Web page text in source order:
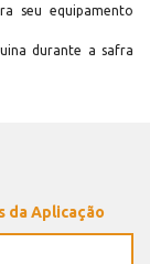
seu equipamento
durante a safra
da Aplicação